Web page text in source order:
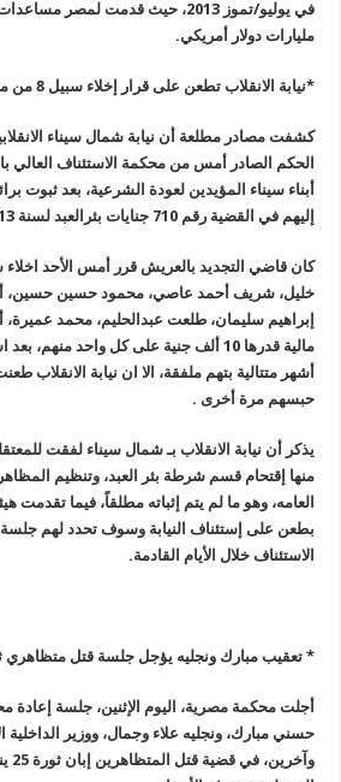
مليارات دولار أمريكي.
*نيابة الانقلاب تطعن على قرار إخلاء سبيل 8 من مؤيدي الشرعية بسيناء
كشفت مصادر مطلعة أن نيابة شمال سيناء
أبناء سيناء المؤيدين لعودة الشرعية، بعد ثبوت
إليهم في القضية رقم 710 جنايات بئرالعبد لسنة 2013
كان قاضي التجديد بالعريش قرر أمس الأحد
خليل، شريف أحمد عاصي، محمود حسين حسين،
إبراهيم سليمان، طلعت عبدالحليم، محمد
مالية قدرها10
أشهر متتالية بتهم ملفقة، الا ان نيابة الانقلاب
حبسهم مرة أخرى .
يذكر أن نيابة الانقلاب بـ شمال سيناء لفقت
منها إقتحام قسم شرطة بئر العبد، وتنظيم
العامه، وهو ما لم يتم إثباته مطلقاً، فيما تقدمت
بطعن على إستئناف النيابة وسوف تحدد لهم
الاستئناف خلال الأيام القادمة.
* تعقيب مبارك ونجليه يؤجل جلسة قتل متظاهري
أجلت محكمة مصرية، اليوم الإثنين، جلسة إعادة
حسني مبارك، ونجليه علاء وجمال، ووزير الداخلية
وآخرين، في قضية قتل المتظاهرين إبان ثورة 25 يناير